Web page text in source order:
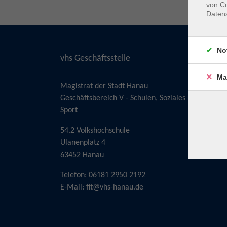
vhs Geschäftsstelle
Magistrat der Stadt Hanau
Geschäftsbereich V - Schulen, Soziales und
Sport
54.2 Volkshochschule
Ulanenplatz 4
63452 Hanau
Telefon: 06181 2950 2192
E-Mail: fit@vhs-hanau.de
von